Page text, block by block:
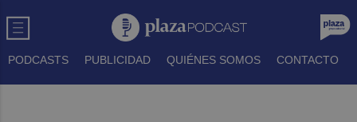
PODCASTS PUBLICIDAD QUIÉNES SOMOS CONTACTO